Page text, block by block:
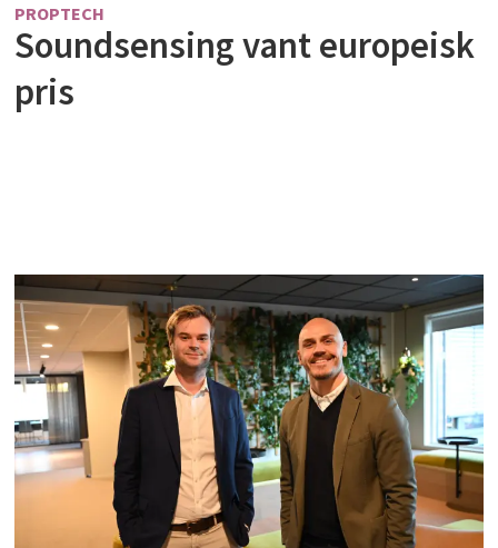
PROPTECH
Soundsensing vant europeisk
pris